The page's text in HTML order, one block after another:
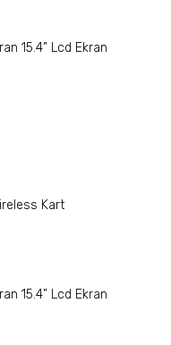
15.4” Lcd Ekran
Kart
15.4” Lcd Ekran